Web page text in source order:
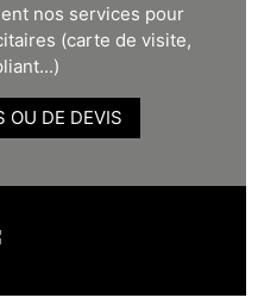
nos services pour
(carte de visite,
OU DE DEVIS